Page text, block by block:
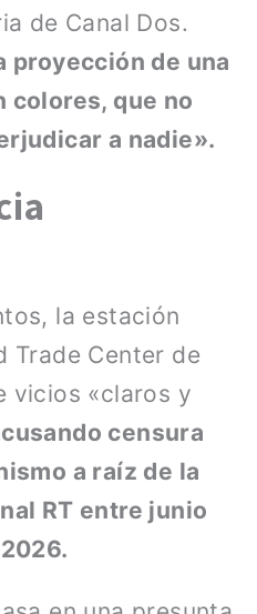
de Canal Dos.
proyección de una
colores, que no
a nadie».
la estación
Trade Center de
vicios «claros y
censura
a raíz de la
RT entre junio